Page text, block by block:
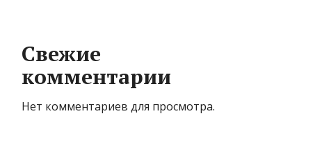
Свежие
комментарии
Нет комментариев для просмотра.